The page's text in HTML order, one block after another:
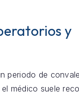
y
periodo de
el médico suele